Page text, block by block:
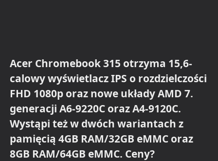
Acer Chromebook 315 otrzyma 15,6-
calowy wyświetlacz IPS o rozdzielczości
FHD 1080p oraz nowe układy AMD 7.
generacji A6-9220C oraz A4-9120C.
Wystąpi też w dwóch wariantach z
pamięcią 4GB RAM/32GB eMMC oraz
8GB RAM/64GB eMMC. Ceny?